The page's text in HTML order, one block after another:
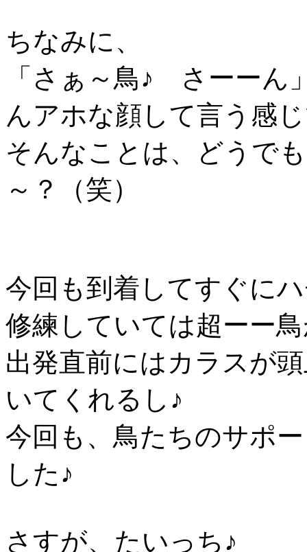
ちなみに、
「さぁ～鳥♪ さーーん
んアホな顔して言う感
そんなことは、どうで
～？（笑）
今回も到着してすぐに
修練していては超ーー
出発直前にはカラスが
いてくれるし♪
今回も、鳥たちのサポ
した♪
さすが、たいっち♪